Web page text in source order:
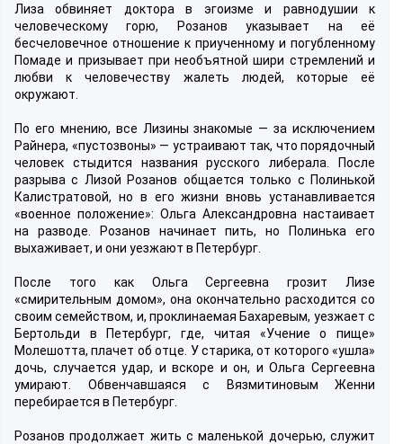
Лиза обвиняет доктора в эгоизме и равнодушии к
человеческому горю, Розанов указывает на её
бесчеловечное отношение к приученному и погубленному
Помаде и призывает при необъятной шири стремлений и
любви к человечеству жалеть людей, которые её
окружают.
По его мнению, все Лизины знакомые — за исключением
Райнера, «пустозвоны» — устраивают так, что порядочный
человек стыдится названия русского либерала. После
разрыва с Лизой Розанов общается только с Полинькой
Калистратовой, но в его жизни вновь устанавливается
«военное положение»: Ольга Александровна настаивает
на разводе. Розанов начинает пить, но Полинька его
выхаживает, и они уезжают в Петербург.
После того как Ольга Сергеевна грозит Лизе
«смирительным домом», она окончательно расходится со
своим семейством, и, проклинаемая Бахаревым, уезжает с
Бертольди в Петербург, где, читая «Учение о пище»
Молешотта, плачет об отце. У старика, от которого «ушла»
дочь, случается удар, и вскоре и он, и Ольга Сергеевна
умирают. Обвенчавшаяся с Вязмитиновым Женни
перебирается в Петербург.
Розанов продолжает жить с маленькой дочерью, служит